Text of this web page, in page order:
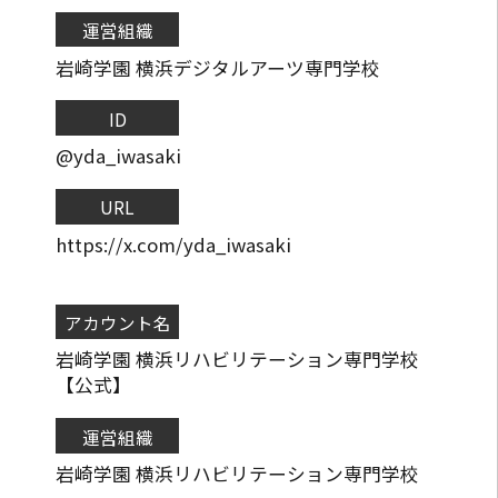
運営組織
岩崎学園 横浜デジタルアーツ専門学校
ID
@yda_iwasaki
URL
https://x.com/yda_iwasaki
アカウント名
岩崎学園 横浜リハビリテーション専門学校
【公式】
運営組織
岩崎学園 横浜リハビリテーション専門学校